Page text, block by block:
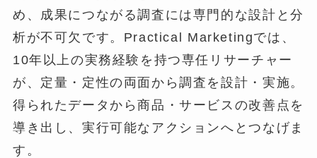
め、成果につながる調査には専門的な設計と分
析が不可欠です。Practical Marketingでは、
10年以上の実務経験を持つ専任リサーチャー
が、定量・定性の両面から調査を設計・実施。
得られたデータから商品・サービスの改善点を
導き出し、実行可能なアクションへとつなげま
す。